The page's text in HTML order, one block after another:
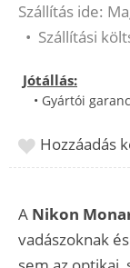
Szállítás ide:
• Szállítási
Jótállás:
• Gyártói
Hozzáadás
A Nikon
vadászoknak